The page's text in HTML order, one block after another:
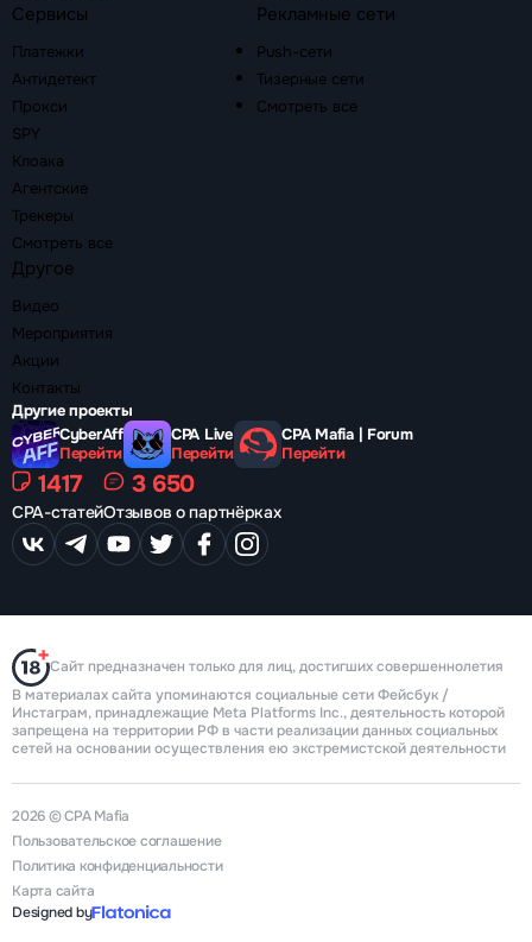
Сервисы
Платежки
Антидетект
Прокси
SPY
Клоака
Агентские
Трекеры
Смотреть все
Рекламные сети
Push-сети
Тизерные сети
Смотреть все
Другое
Видео
Мероприятия
Акции
Контакты
Другие проекты
CyberAff
Перейти
CPA Live
Перейти
CPA Mafia | Forum
Перейти
1417
CPA-статей
3 650
Отзывов о партнёрках
Сайт предназначен только для лиц, достигших совершеннолетия
В материалах сайта упоминаются социальные сети Фейсбук /
Инстаграм, принадлежащие Meta Platforms Inc., деятельность которой
запрещена на территории РФ в части реализации данных социальных
сетей на основании осуществления ею экстремистской деятельности
2026 © CPA Mafia
Пользовательское соглашение
Политика конфиденциальности
Карта сайта
Designed by